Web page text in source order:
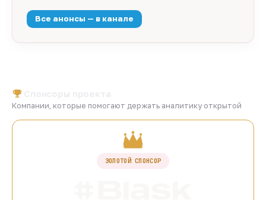
Все анонсы — в канале
Компании, которые помогают держать аналитику открытой
ЗОЛОТОЙ СПОНСОР